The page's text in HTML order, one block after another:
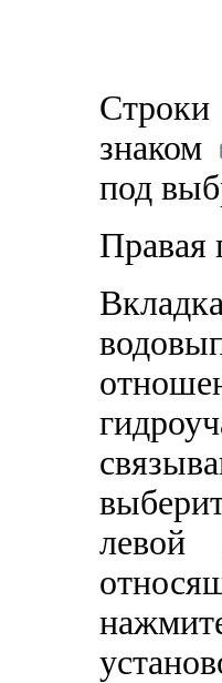
знаком
под
Правая
левой